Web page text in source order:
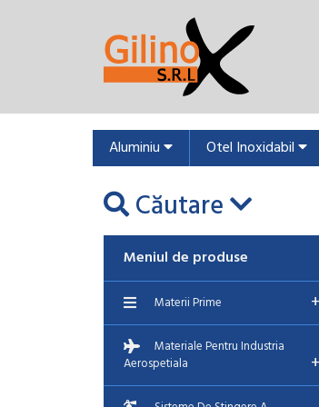
Aluminiu Otel Inoxidabil
Căutare
Meniul de produse
Materii Prime +
Materiale Pentru Industria
Aerospetiala
+